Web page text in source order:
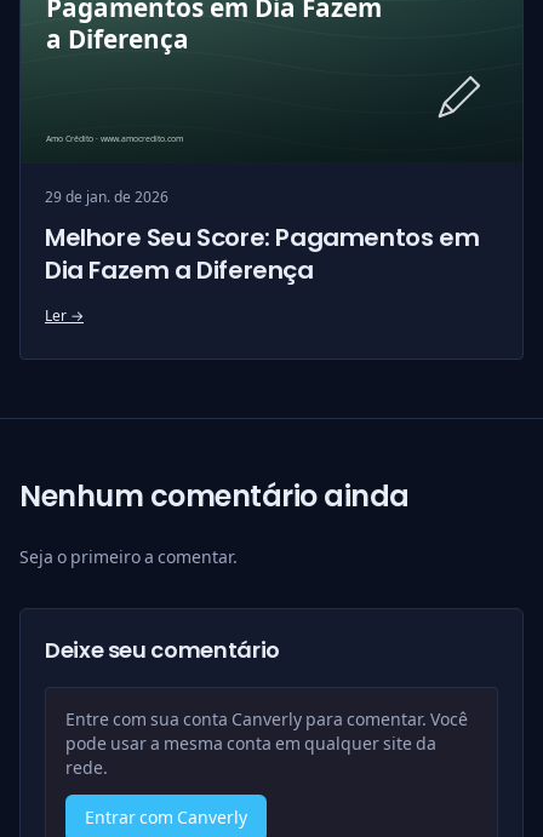
29 de jan. de 2026
Melhore Seu Score: Pagamentos em
Dia Fazem a Diferença
Ler →
Nenhum comentário ainda
Seja o primeiro a comentar.
Deixe seu comentário
Entre com sua conta Canverly para comentar. Você
pode usar a mesma conta em qualquer site da
rede.
Entrar com Canverly